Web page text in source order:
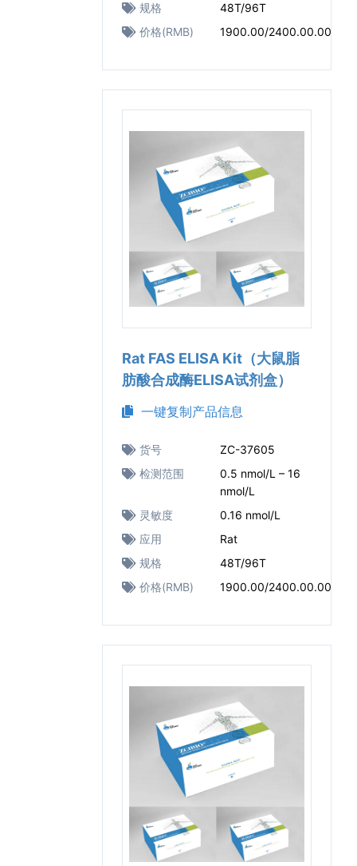
规格
48T/96T
价格(RMB)
1900.00/2400.00.00
Rat FAS ELISA Kit（大鼠脂
肪酸合成酶ELISA试剂盒）
一键复制产品信息
货号
ZC-37605
检测范围
0.5 nmol/L – 16
nmol/L
灵敏度
0.16 nmol/L
应用
Rat
规格
48T/96T
价格(RMB)
1900.00/2400.00.00